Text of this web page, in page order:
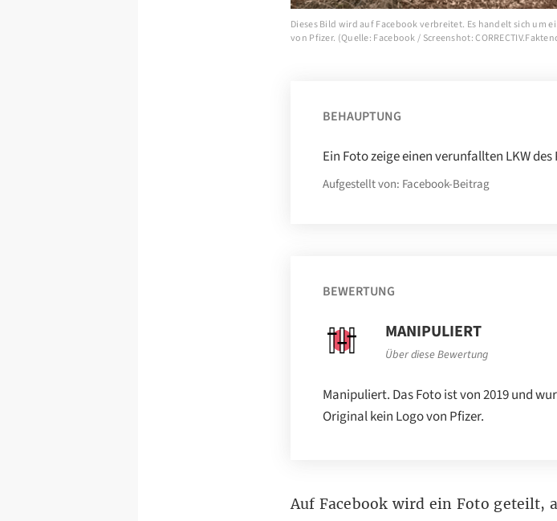
Dieses Bild wird auf Facebook verbreitet. Es handelt sich um
von Pfizer. (Quelle: Facebook / Screenshot:
BEHAUPTUNG
Ein Foto zeige einen verunfallten LKW
Aufgestellt von: Facebook-Beitrag
BEWERTUNG
MANIPULIERT
Über diese Bewertung
Manipuliert. Das Foto ist von 2019 und
Original kein Logo von Pfizer.
Auf Facebookwird ein Foto geteilt,